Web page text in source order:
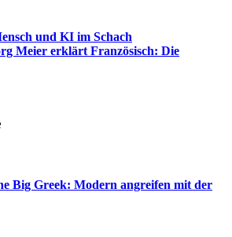
und KI im Schach
Meier erklärt Französisch: Die
Big Greek: Modern angreifen mit der